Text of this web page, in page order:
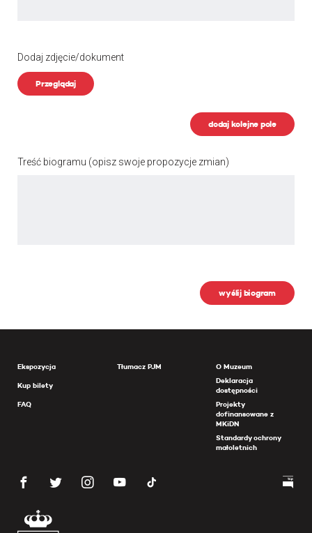
Dodaj zdjęcie/dokument
Przeglądaj
dodaj kolejne pole
Treść biogramu (opisz swoje propozycje zmian)
wyślij biogram
Ekspozycja
Kup bilety
FAQ
Tłumacz PJM
O Muzeum
Deklaracja
dostępności
Projekty
dofinansowane z
MKiDN
Standardy ochrony
małoletnich